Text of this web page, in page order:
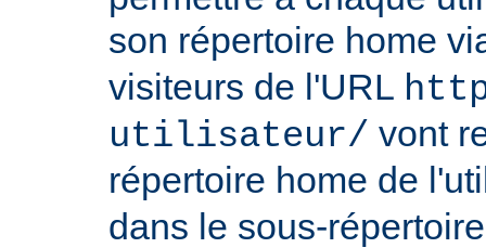
son répertoire home
visiteurs de l'URL
utilisateur/ vont
répertoire home de
dans le sous-